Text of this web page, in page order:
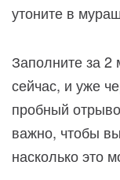
утоните в
Заполните за
сейчас, и уже
пробный
важно, чтобы
насколько это